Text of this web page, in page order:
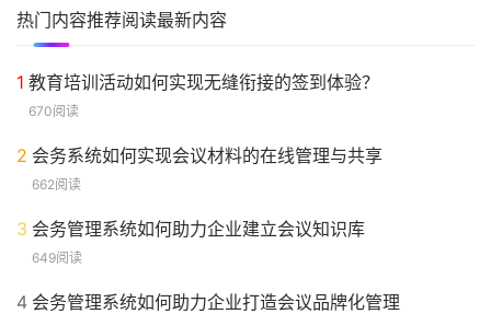
热门内容推荐阅读最新内容
1 教育培训活动如何实现无缝衔接的签到体验？
670阅读
2 会务系统如何实现会议材料的在线管理与共享
662阅读
3 会务管理系统如何助力企业建立会议知识库
649阅读
4 会务管理系统如何助力企业打造会议品牌化管理